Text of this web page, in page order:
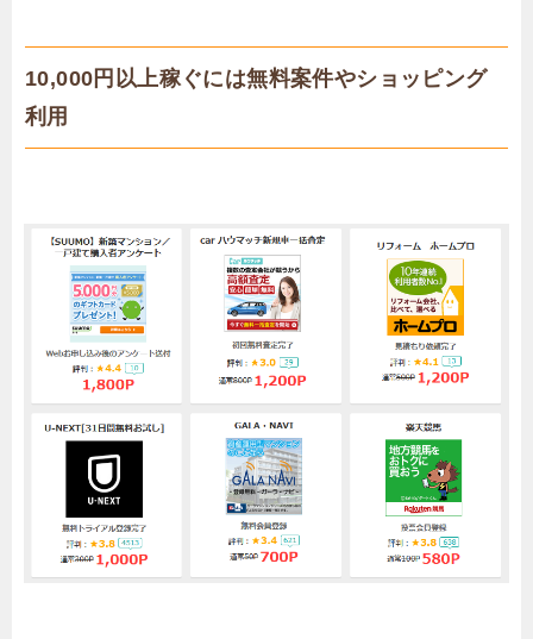
10,000円以上稼ぐには無料案件やショッピング
利用